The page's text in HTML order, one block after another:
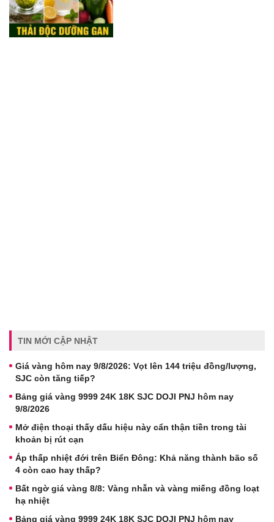
TIN MỚI CẬP NHẬT
Giá vàng hôm nay 9/8/2026: Vọt lên 144 triệu đồng/lượng,
SJC còn tăng tiếp?
Bảng giá vàng 9999 24K 18K SJC DOJI PNJ hôm nay
9/8/2026
Mở điện thoại thấy dấu hiệu này cẩn thận tiền trong tài
khoản bị rút cạn
Áp thấp nhiệt đới trên Biển Đông: Khả năng thành bão số
4 còn cao hay thấp?
Bất ngờ giá vàng 8/8: Vàng nhẫn và vàng miếng đồng loạt
hạ nhiệt
Bảng giá vàng 9999 24K 18K SJC DOJI PNJ hôm nay